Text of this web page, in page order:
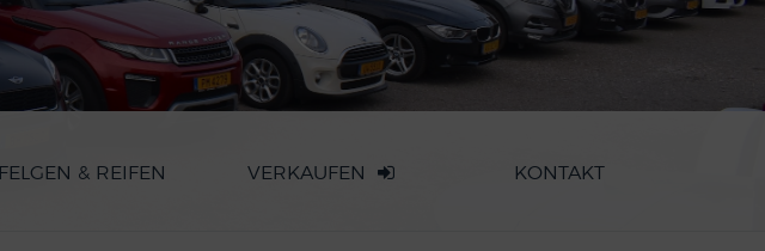
FELGEN & REIFEN VERKAUFEN KONTAKT